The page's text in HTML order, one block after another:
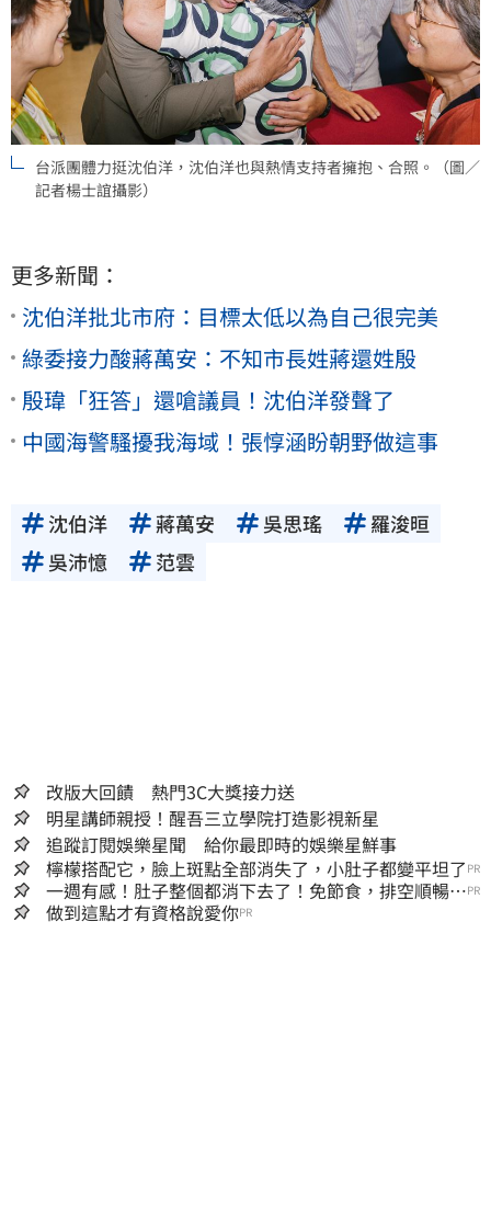
台派團體力挺沈伯洋，沈伯洋也與熱情支持者擁抱、合照。（圖／
記者楊士誼攝影）
更多新聞：
沈伯洋批北市府：目標太低以為自己很完美
綠委接力酸蔣萬安：不知市長姓蔣還姓殷
殷瑋「狂答」還嗆議員！沈伯洋發聲了
中國海警騷擾我海域！張惇涵盼朝野做這事
沈伯洋 蔣萬安 吳思瑤
羅浚晅
吳沛憶
范雲
改版大回饋 熱門3C大獎接力送
明星講師親授！醒吾三立學院打造影視新星
追蹤訂閱娛樂星聞 給你最即時的娛樂星鮮事
檸檬搭配它，臉上斑點全部消失了，小肚子都變平坦了 PR
一週有感！肚子整個都消下去了！免節食，排空順暢就
夠
PR
做到這點才有資格說愛你PR